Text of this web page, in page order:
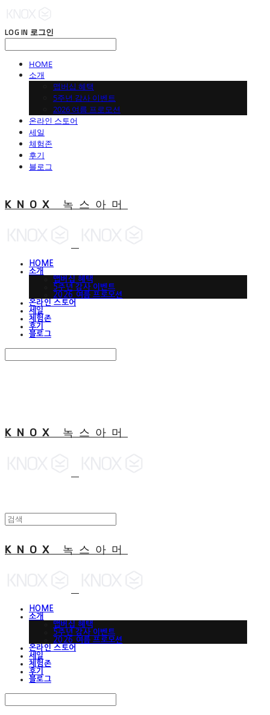
LOG IN 로그인
HOME
소개
맵버십 혜택
5주년 감사 이벤트
2026 여름 프로모션
온라인 스토어
세일
체험존
후기
블로그
KNOX 녹스아머
HOME
소개
맵버십 혜택
5주년 감사 이벤트
2026 여름 프로모션
온라인 스토어
세일
체험존
후기
블로그
KNOX 녹스아머
KNOX 녹스아머
HOME
소개
맵버십 혜택
5주년 감사 이벤트
2026 여름 프로모션
온라인 스토어
세일
체험존
후기
블로그